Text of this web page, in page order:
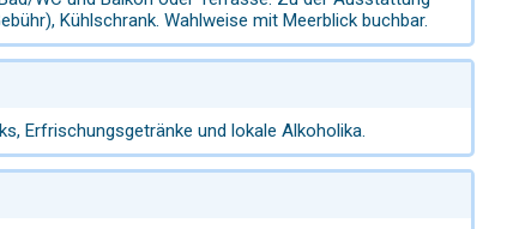
Kühlschrank. Wahlweise mit Meerblick buchbar.
Erfrischungsgetränke und lokale Alkoholika.